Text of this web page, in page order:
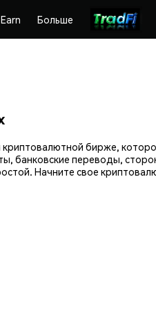
Earn Больше
криптовалютной бирже,
банковские переводы,
Начните свое